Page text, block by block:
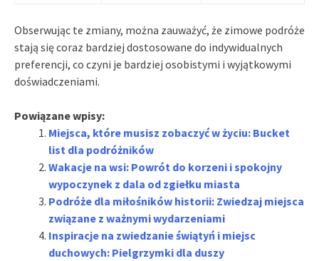
Obserwując te zmiany, można zauważyć, że zimowe podróże
stają się coraz bardziej dostosowane do indywidualnych
preferencji, co czyni je bardziej osobistymi i wyjątkowymi
doświadczeniami.
Powiązane wpisy:
Miejsca, które musisz zobaczyć w życiu: Bucket
list dla podróżników
Wakacje na wsi: Powrót do korzeni i spokojny
wypoczynek z dala od zgiełku miasta
Podróże dla miłośników historii: Zwiedzaj miejsca
związane z ważnymi wydarzeniami
Inspiracje na zwiedzanie świątyń i miejsc
duchowych: Pielgrzymki dla duszy